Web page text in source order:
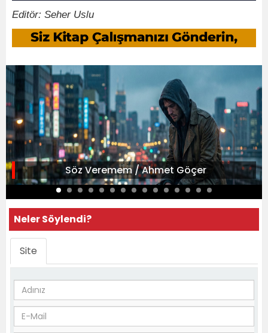
Editör: Seher Uslu
Söz Veremem / Ahmet Göçer
Neler Söylendi?
Site